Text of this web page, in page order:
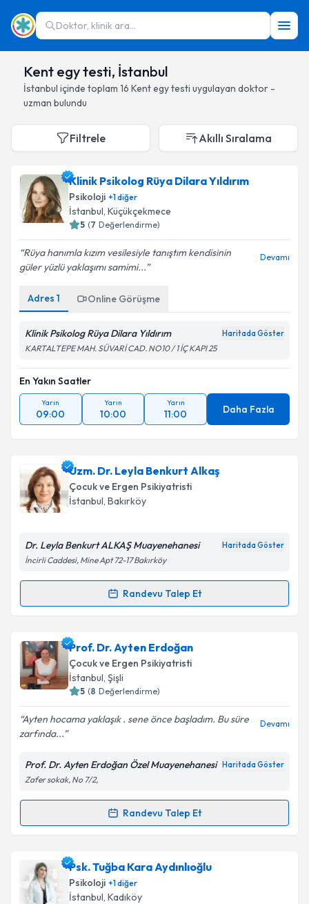
Doktor, klinik ara...
Kent egy testi, İstanbul
İstanbul içinde toplam 16 Kent egy testi uygulayan doktor -
uzman bulundu
Filtrele Akıllı Sıralama
Klinik Psikolog Rüya Dilara Yıldırım
Psikoloji +1diğer
İstanbul, Küçükçekmece
5 (7 Değerlendirme)
Rüya hanımla kızım vesilesiyle tanıştım kendisinin
güler yüzlü yaklaşımı samimi...
Devamı
Adres 1 Online Görüşme
Klinik Psikolog Rüya Dilara Yıldırım Haritada Göster
KARTALTEPE MAH. SÜVARİ CAD. NO10 / 1 İÇ KAPI 25
En Yakın Saatler
Yarın
09:00
Yarın
10:00
Yarın
11:00 Daha Fazla
Uzm. Dr. Leyla Benkurt Alkaş
Çocuk ve Ergen Psikiyatristi
İstanbul, Bakırköy
Dr. Leyla Benkurt ALKAŞ Muayenehanesi Haritada Göster
İncirli Caddesi, Mine Apt 72-17 Bakırköy
Randevu Talep Et
Randevu Takvimi Talebi
Uzm. Dr. Leyla Benkurt Alkaşiçin randevu takvimi
talebi oluşturun. Size bu uzmandan randevu almanız
için bir takvim hazırlandığında e-posta ile
bilgilendireceğiz.
E-posta Adresiniz
Kişisel verilerimin işlenmesine ilişkin
Metni'ni okudum ve kişisel verilerimin belirtilen
kapsamda işlenmesini kabul ediyorum.
Prof. Dr. Ayten Erdoğan
Çocuk ve Ergen Psikiyatristi
İstanbul, Şişli
5 (8 Değerlendirme)
Ayten hocama yaklaşık . sene önce başladım. Bu süre
zarfında...
Devamı
Prof. Dr. Ayten Erdoğan Özel Muayenehanesi Haritada Göster
Zafer sokak, No 7/2,
Randevu Talep Et
Randevu Takvimi Talebi
Prof. Dr. Ayten Erdoğaniçin randevu takvimi talebi
oluşturun. Size bu uzmandan randevu almanız için bir
takvim hazırlandığında e-posta ile bilgilendireceğiz.
Psk. Tuğba Kara Aydınlıoğlu
Psikoloji +1diğer
İstanbul, Kadıköy